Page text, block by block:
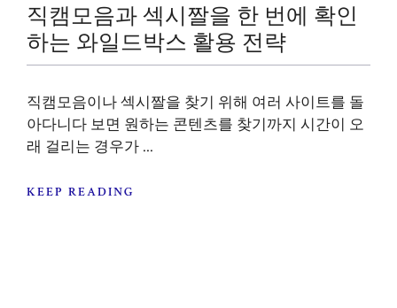
직캠모음과 섹시짤을 한 번에 확인
하는 와일드박스 활용 전략
직캠모음이나 섹시짤을 찾기 위해 여러 사이트를 돌
아다니다 보면 원하는 콘텐츠를 찾기까지 시간이 오
래 걸리는 경우가 ...
KEEP READING